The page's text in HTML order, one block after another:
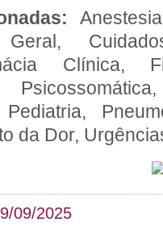
Clínica,
da Dor,
09/2025